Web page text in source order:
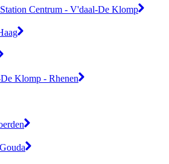
Centrum - V'daal-De Klomp
Klomp - Rhenen